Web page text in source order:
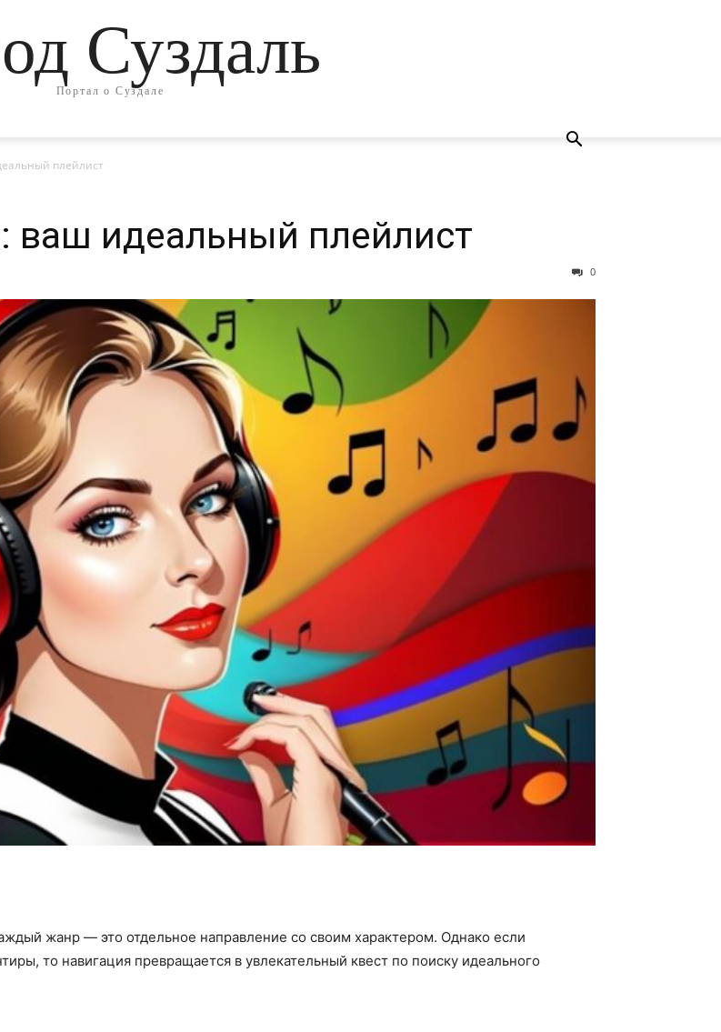
Суздаль
Портал о Суздале
плейлист
ваш идеальный плейлист
0
жанр — это отдельное направление со своим характером. Однако если
то навигация превращается в увлекательный квест по поиску идеального